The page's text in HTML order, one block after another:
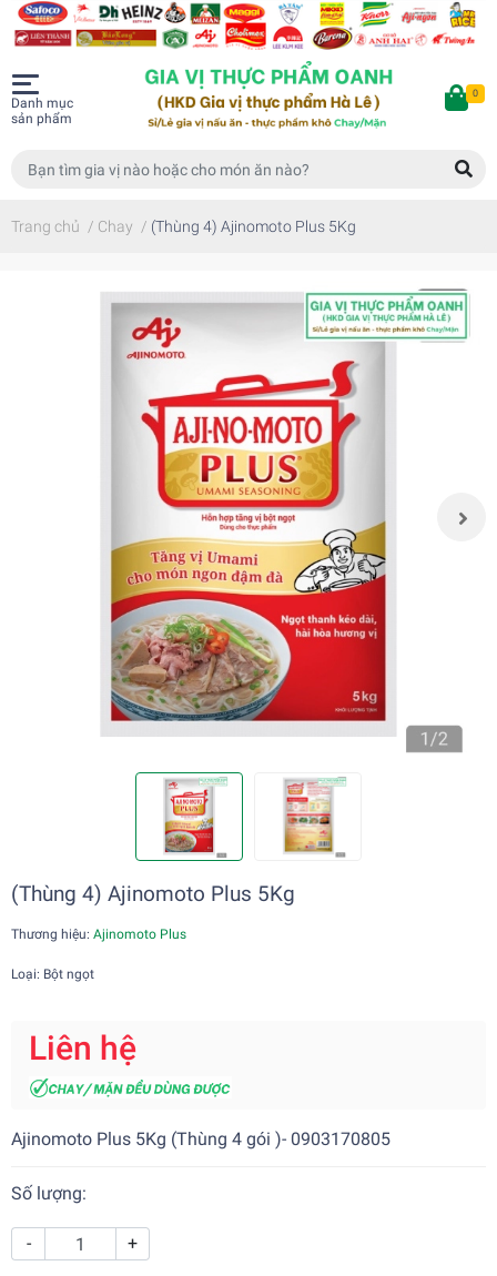
Danh mục
sản phẩm
0
Trang chủ / Chay / (Thùng 4) Ajinomoto Plus 5Kg
(Thùng 4) Ajinomoto Plus 5Kg
Thương hiệu: Ajinomoto Plus
Loại: Bột ngọt
Liên hệ
Ajinomoto Plus 5Kg (Thùng 4 gói )- 0903170805
Số lượng:
- +